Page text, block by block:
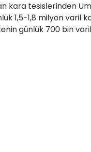
kara tesislerinden
1,5-1,8 milyon varil
günlük 700 bin